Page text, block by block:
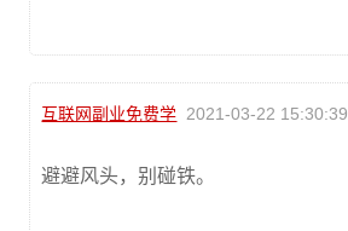
互联网副业免费学 2021-03-22 15:30:39
避避风头，别碰铁。